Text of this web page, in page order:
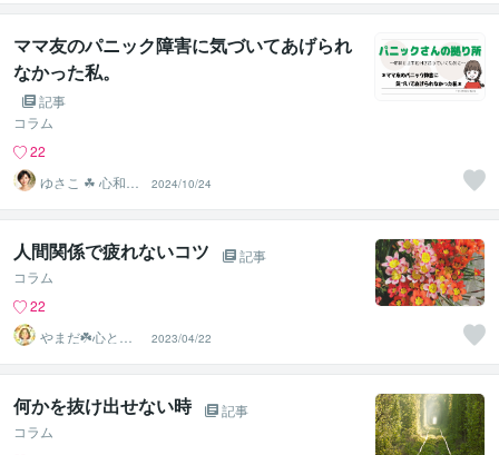
ママ友のパニック障害に気づいてあげられ
なかった私。
記事
コラム
22
ゆさこ ☘ 心和ら
ぐ拠り所
2024/10/24
人間関係で疲れないコツ
記事
コラム
22
やまだ☘️心と頭
がスッキリ整う
サロン
2023/04/22
何かを抜け出せない時
記事
コラム